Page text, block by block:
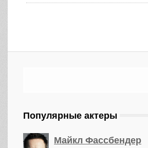
Популярные актеры
Майкл Фассбендер